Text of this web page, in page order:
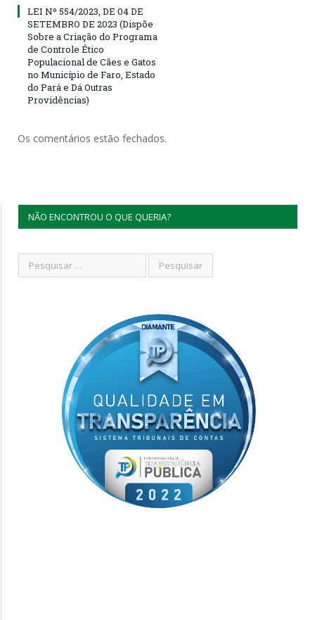
LEI Nº 554/2023, DE 04 DE
SETEMBRO DE 2023 (Dispõe
Sobre a Criação do Programa
de Controle Ético
Populacional de Cães e Gatos
no Município de Faro, Estado
do Pará e Dá Outras
Providências)
Os comentários estão fechados.
NÃO ENCONTROU O QUE QUERIA?